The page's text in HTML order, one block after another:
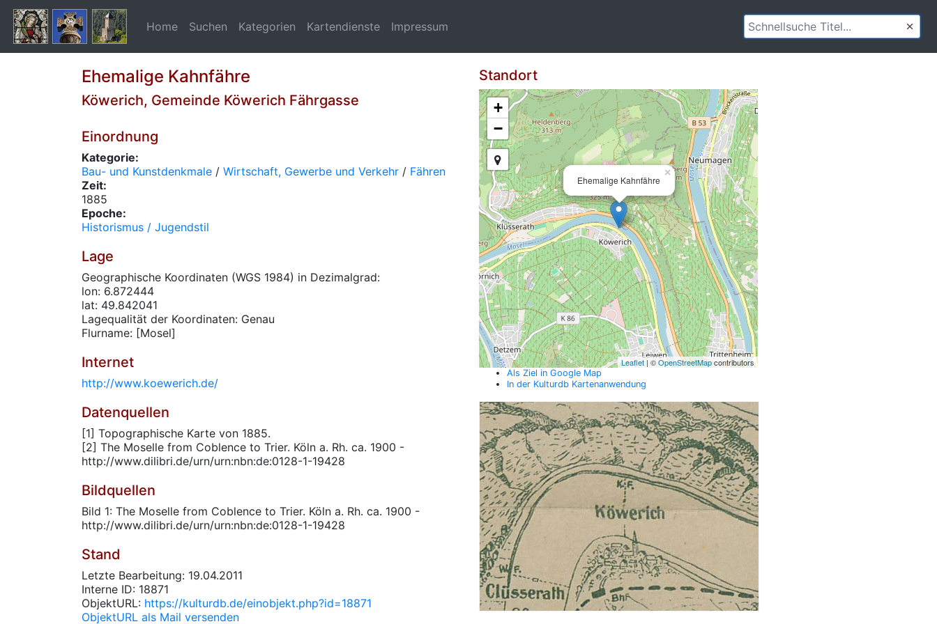
Home Suchen Kategorien Kartendienste Impressum
Ehemalige Kahnfähre
Köwerich, Gemeinde Köwerich Fährgasse
Einordnung
Kategorie:
Bau- und Kunstdenkmale / Wirtschaft, Gewerbe und Verkehr / Fähren
Zeit:
1885
Epoche:
Historismus / Jugendstil
Lage
Geographische Koordinaten (WGS 1984) in Dezimalgrad:
lon: 6.872444
lat: 49.842041
Lagequalität der Koordinaten: Genau
Flurname: [Mosel]
Internet
http://www.koewerich.de/
Datenquellen
[1] Topographische Karte von 1885.
[2] The Moselle from Coblence to Trier. Köln a. Rh. ca. 1900 -
http://www.dilibri.de/urn/urn:nbn:de:0128-1-19428
Bildquellen
Bild 1: The Moselle from Coblence to Trier. Köln a. Rh. ca. 1900 -
http://www.dilibri.de/urn/urn:nbn:de:0128-1-19428
Stand
Letzte Bearbeitung: 19.04.2011
Interne ID: 18871
ObjektURL: https://kulturdb.de/einobjekt.php?id=18871
ObjektURL als Mail versenden
Standort
Ehemalige Kahnfähre
×
+
−
Leaflet| ©OpenStreetMapcontributors
Als Ziel in Google Map
In der Kulturdb Kartenanwendung